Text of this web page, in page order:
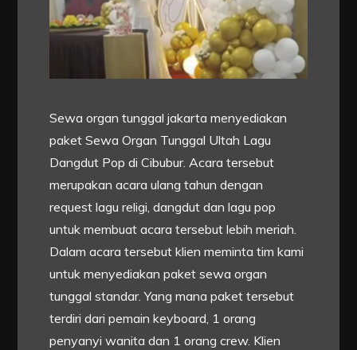
Sewa organ tunggal jakarta menyediakan
paket Sewa Organ Tunggal Ultah Lagu
Dangdut Pop di Cibubur. Acara tersebut
merupakan acara ulang tahun dengan
request lagu religi, dangdut dan lagu pop
untuk membuat acara tersebut lebih meriah.
Dalam acara tersebut klien meminta tim kami
untuk menyediakan paket sewa organ
tunggal standar. Yang mana paket tersebut
terdiri dari pemain keyboard, 1 orang
penyanyi wanita dan 1 orang crew. Klien